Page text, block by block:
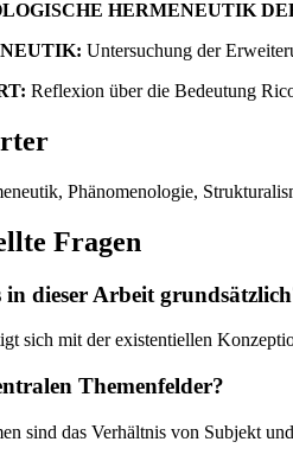
HERMENEUTIK
Untersuchung der
Reflexion über die Bedeutung
Phänomenologie,
Fragen
in dieser Arbeit
sich mit der existentiellen
Themenfelder?
sind das Verhältnis von Subjekt